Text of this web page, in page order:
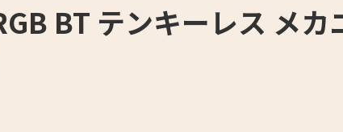
BT テンキーレス メカ